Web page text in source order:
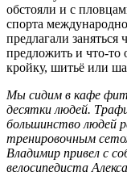
обстояли и с
спорта
предлагали
предложить и что-то
кройку, шитьё или
Мы сидим в кафе
десятки людей.
большинство людей
тренировочным
Владимир привел с
велосипедиста